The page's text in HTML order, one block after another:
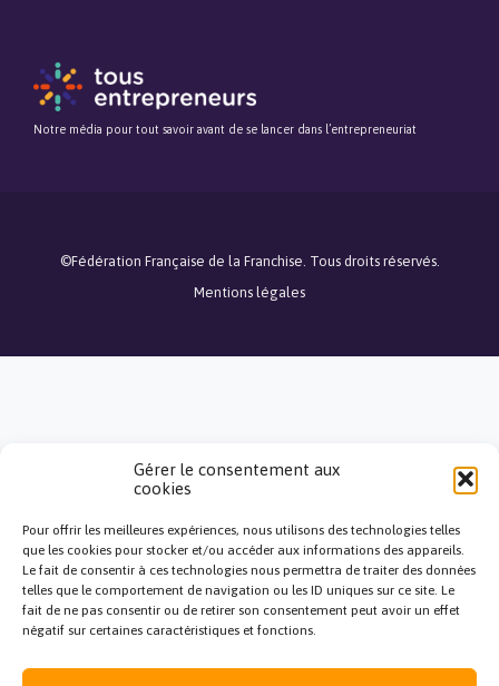
Gérer le consentement aux
cookies
Pour offrir les meilleures expériences, nous utilisons des technologies telles
que les cookies pour stocker et/ou accéder aux informations des appareils.
Le fait de consentir à ces technologies nous permettra de traiter des données
telles que le comportement de navigation ou les ID uniques sur ce site. Le
fait de ne pas consentir ou de retirer son consentement peut avoir un effet
négatif sur certaines caractéristiques et fonctions.
Notre média pour tout savoir avant de se lancer dans l’entrepreneuriat
©Fédération Française de la Franchise. Tous droits réservés.
Mentions légales
close
Bonjour, je réponds à toutes
vos questions !
J'ai une question